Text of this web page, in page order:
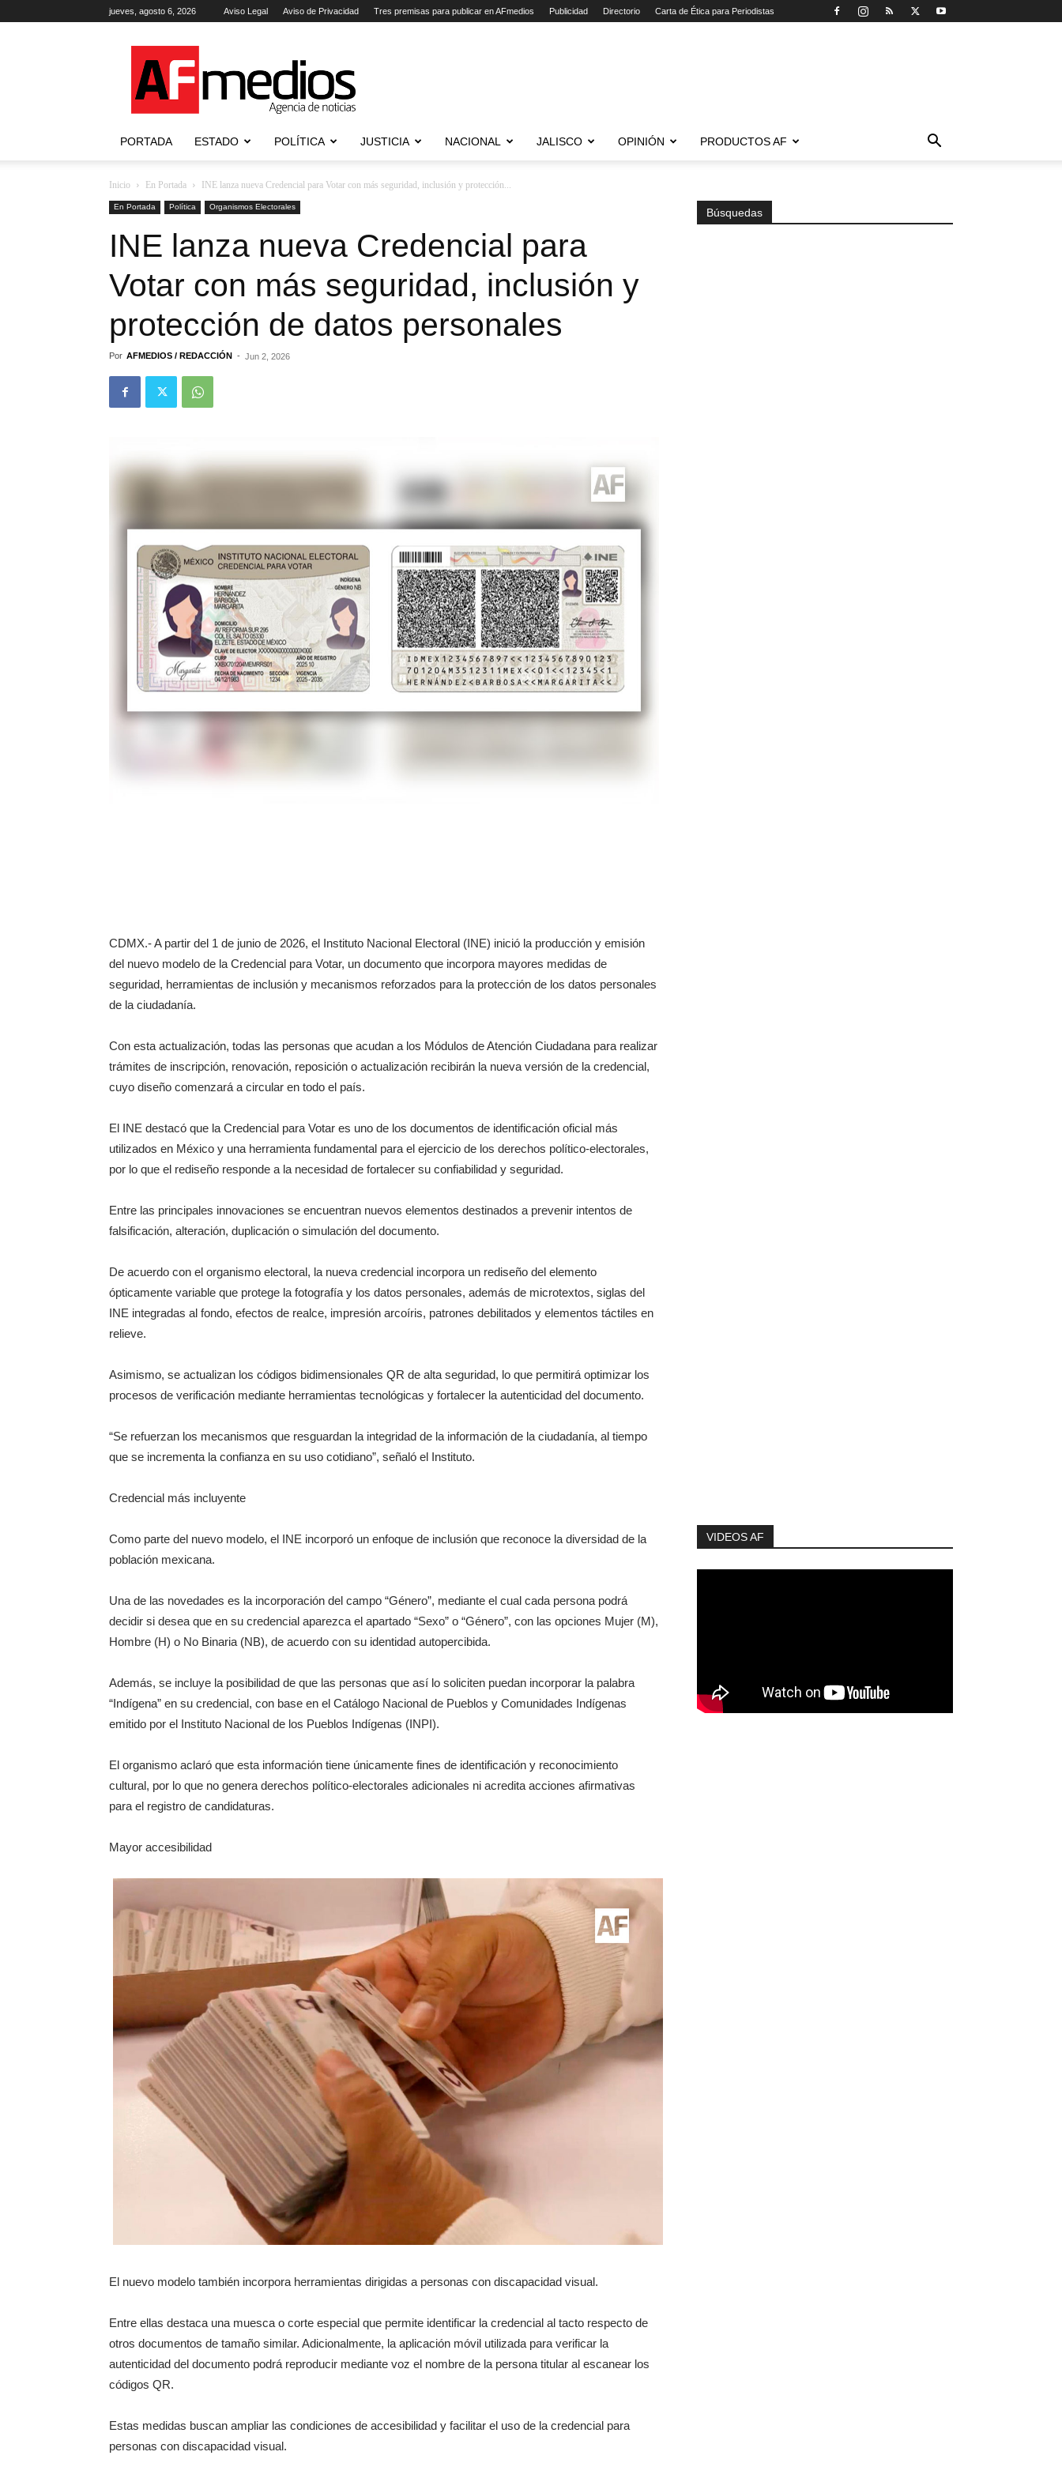
jueves, agosto 6, 2026 Aviso Legal Aviso de Privacidad Tres premisas para publicar en AFmedios Publicidad Directorio Carta de Ética para Periodistas
Agencia
de
Noticias
PORTADA ESTADO POLÍTICA JUSTICIA NACIONAL JALISCO OPINIÓN PRODUCTOS AF
Inicio En Portada INE lanza nueva Credencial para Votar con más seguridad, inclusión y protección...
En Portada Política Organismos Electorales
INE lanza nueva Credencial para
Votar con más seguridad, inclusión y
protección de datos personales
Por AFMEDIOS / REDACCIÓN - Jun 2, 2026
CDMX.- A partir del 1 de junio de 2026, el Instituto Nacional Electoral (INE) inició la producción y emisión
del nuevo modelo de la Credencial para Votar, un documento que incorpora mayores medidas de
seguridad, herramientas de inclusión y mecanismos reforzados para la protección de los datos personales
de la ciudadanía.
Con esta actualización, todas las personas que acudan a los Módulos de Atención Ciudadana para realizar
trámites de inscripción, renovación, reposición o actualización recibirán la nueva versión de la credencial,
cuyo diseño comenzará a circular en todo el país.
El INE destacó que la Credencial para Votar es uno de los documentos de identificación oficial más
utilizados en México y una herramienta fundamental para el ejercicio de los derechos político-electorales,
por lo que el rediseño responde a la necesidad de fortalecer su confiabilidad y seguridad.
Entre las principales innovaciones se encuentran nuevos elementos destinados a prevenir intentos de
falsificación, alteración, duplicación o simulación del documento.
De acuerdo con el organismo electoral, la nueva credencial incorpora un rediseño del elemento
ópticamente variable que protege la fotografía y los datos personales, además de microtextos, siglas del
INE integradas al fondo, efectos de realce, impresión arcoíris, patrones debilitados y elementos táctiles en
relieve.
Asimismo, se actualizan los códigos bidimensionales QR de alta seguridad, lo que permitirá optimizar los
procesos de verificación mediante herramientas tecnológicas y fortalecer la autenticidad del documento.
“Se refuerzan los mecanismos que resguardan la integridad de la información de la ciudadanía, al tiempo
que se incrementa la confianza en su uso cotidiano”, señaló el Instituto.
Credencial más incluyente
Como parte del nuevo modelo, el INE incorporó un enfoque de inclusión que reconoce la diversidad de la
población mexicana.
Una de las novedades es la incorporación del campo “Género”, mediante el cual cada persona podrá
decidir si desea que en su credencial aparezca el apartado “Sexo” o “Género”, con las opciones Mujer (M),
Hombre (H) o No Binaria (NB), de acuerdo con su identidad autopercibida.
Además, se incluye la posibilidad de que las personas que así lo soliciten puedan incorporar la palabra
“Indígena” en su credencial, con base en el Catálogo Nacional de Pueblos y Comunidades Indígenas
emitido por el Instituto Nacional de los Pueblos Indígenas (INPI).
El organismo aclaró que esta información tiene únicamente fines de identificación y reconocimiento
cultural, por lo que no genera derechos político-electorales adicionales ni acredita acciones afirmativas
para el registro de candidaturas.
Mayor accesibilidad
El nuevo modelo también incorpora herramientas dirigidas a personas con discapacidad visual.
Entre ellas destaca una muesca o corte especial que permite identificar la credencial al tacto respecto de
otros documentos de tamaño similar. Adicionalmente, la aplicación móvil utilizada para verificar la
autenticidad del documento podrá reproducir mediante voz el nombre de la persona titular al escanear los
códigos QR.
Estas medidas buscan ampliar las condiciones de accesibilidad y facilitar el uso de la credencial para
personas con discapacidad visual.
Búsquedas
VIDEOS AF